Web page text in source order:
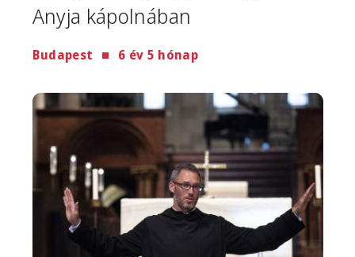
Anyja kápolnában
Budapest 6 év 5 hónap
Image